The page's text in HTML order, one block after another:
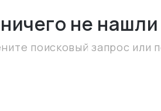
не нашли
поисковый запрос